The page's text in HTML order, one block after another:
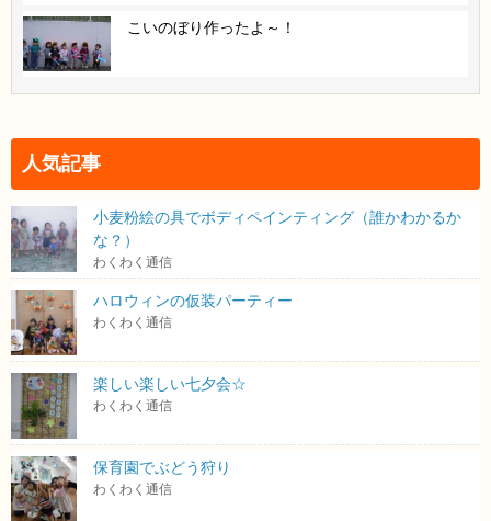
こいのぼり作ったよ～！
人気記事
小麦粉絵の具でボディペインティング（誰かわかるか
な？）
わくわく通信
ハロウィンの仮装パーティー
わくわく通信
楽しい楽しい七夕会☆
わくわく通信
保育園でぶどう狩り
わくわく通信